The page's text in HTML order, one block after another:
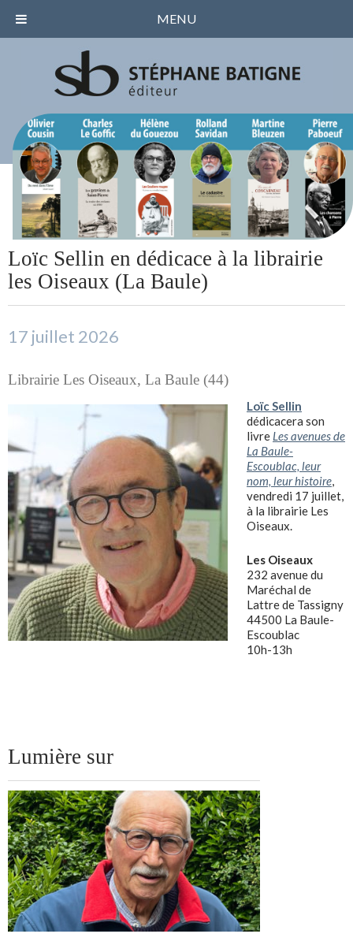
Loïc Sellin en dédicace à la librairie
les Oiseaux (La Baule)
17 juillet 2026
Librairie Les Oiseaux, La Baule (44)
Loïc Sellin
dédicacera son
livre Les avenues de
La Baule-
Escoublac, leur
nom, leur histoire,
vendredi 17 juillet,
à la librairie Les
Oiseaux.
Les Oiseaux
232 avenue du
Maréchal de
Lattre de Tassigny
44500 La Baule-
Escoublac
10h-13h
Lumière sur
MENU